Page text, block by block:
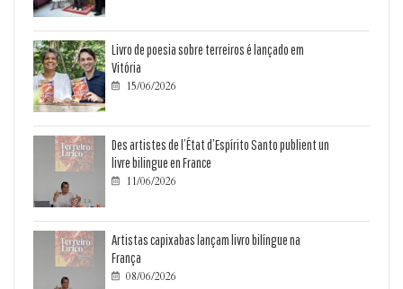
Livro de poesia sobre terreiros é lançado em
Vitória
 15/06/2026
Des artistes de l’État d’Espírito Santo publient un
livre bilingue en France
 11/06/2026
Artistas capixabas lançam livro bilíngue na
França
 08/06/2026